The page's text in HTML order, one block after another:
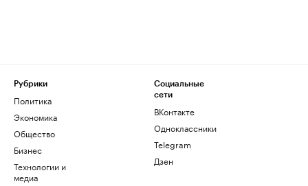
Рубрики
Политика
Экономика
Общество
Бизнес
Технологии и
медиа
Социальные
сети
ВКонтакте
Одноклассники
Telegram
Дзен